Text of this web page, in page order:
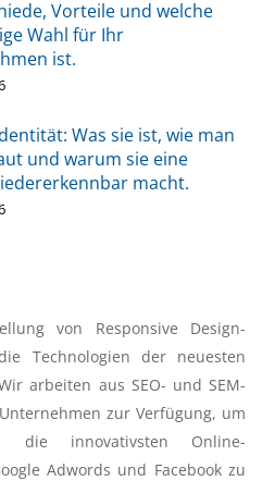
Vorteile und welche
Wahl für Ihr
ist.
Was sie ist, wie man
und warum sie eine
macht.
von Responsive Design-
Technologien der neuesten
arbeiten aus SEO- und SEM-
zur Verfügung, um
die innovativsten Online-
Adwords und Facebook zu